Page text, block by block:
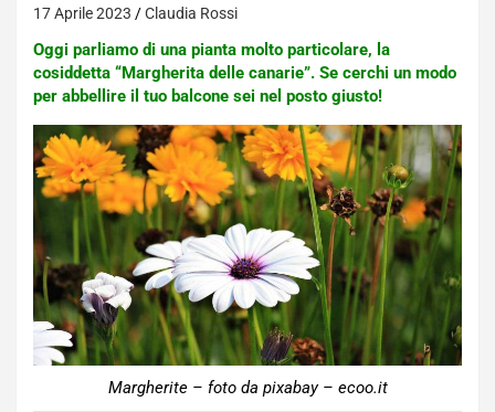
17 Aprile 2023 Claudia Rossi
Oggi parliamo di una pianta molto particolare, la
cosiddetta “Margherita delle canarie”. Se cerchi un modo
per abbellire il tuo balcone sei nel posto giusto!
Margherite – foto da pixabay – ecoo.it